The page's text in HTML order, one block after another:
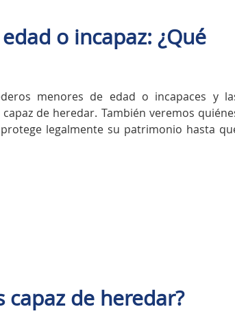
o incapaz: ¿Qué
menores de edad o incapaces y
de heredar. También veremos
legalmente su patrimonio hasta
capaz de heredar?